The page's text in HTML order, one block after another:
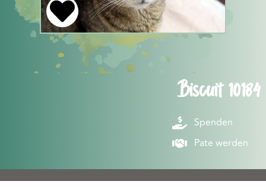
Biscuit 10184
Spenden
Pate werden